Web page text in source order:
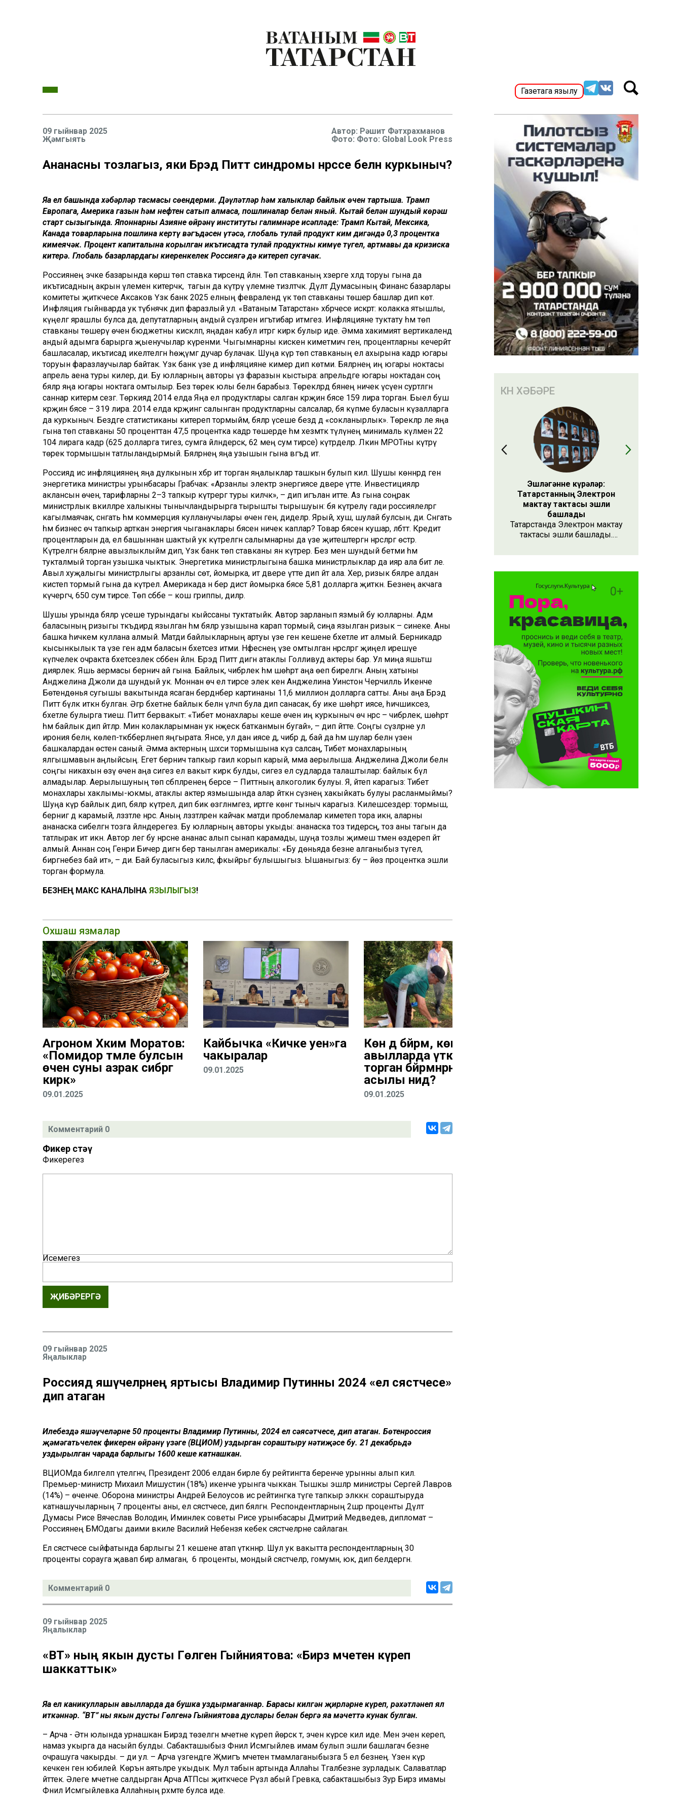
Газетага язылу
09 гыйнвар 2025
Җәмгыять
Рәшит Фәтхрахманов
Фото: Фото: Global Look Press
Ананасны тозлагыз, яки Брэд Питт синдромы нәрсәсе белән куркыныч?
Яңа ел башында хәбәрләр тасмасы сөендерми. Дәүләтләр һәм халыклар байлык өчен тартыша. Трамп
Европага, Америка газын һәм нефтен сатып алмаса, пошлиналар белән яный. Кытай белән шундый көрәш
старт сызыгында. Японнарның Азияне өйрәнү институты галимнәре исәпләде: Трамп Кытай, Мексика,
Канада товарларына пошлина кертү вәгъдәсен үтәсә, глобаль тулай продукт ким дигәндә 0,3 процентка
кимеячәк. Процент капиталына корылган икътисадта тулай продуктның кимүе түгел, артмавы да кризиска
китерә. Глобаль базарлардагы киеренкелек Россиягә дә китереп сугачак.
Россиянең эчке базарында көрәш төп ставка тирәсендә әйләнә. Төп ставканың хәзерге хәлдә торуы гына да
икътисадның акрын үлеменә китерәчәк, ә тагын да күтәрү үлемне тизләтәчәк. Дәүләт Думасының Финанс базарлары
комитеты җитәкчесе Аксаков Үзәк банк 2025 елның февралендә үк төп ставканы төшерә башлар дип көтә.
Инфляция гыйнварда ук түбәнәячәк дип фаразлый ул. «Ватаным Татарстан» хәбәрчесе искәртә: колакка ятышлы,
күңелгә ярашлы булса да, депутатларның андый сүзләренә игътибар итмәгез. Инфляцияне туктату һәм төп
ставканы төшерү өчен бюджетны кискәләп, яңадан кабул итәргә кирәк булыр иде. Әмма хакимият вертикалендә
андый адымга барырга җыенучылар күренми. Чыгымнарны кискен киметмичә генә, процентларны кечерәйтә
башласалар, икътисад икеләтелгән һөҗүмгә дучар булачак. Шуңа күрә төп ставканың ел ахырына кадәр югары
торуын фаразлаучылар байтак. Үзәк банк үзе дә инфляцияне кимер дип көтми. Бәяләрнең иң югары ноктасы
апрель аена туры килер, ди. Бу юлларның авторы үз фаразын кыстыра: апрельдәге югары ноктадан соң
бәяләр яңа югары ноктага омтылыр. Без төрек юлы белән барабыз. Төрекләрдә бәянең ничек үсүен сурәтләгән
саннар китерәм сезгә. Төркиядә 2014 елда Яңа ел продуктлары салган кәрҗин бәясе 159 лира торган. Быел буш
кәрҗин бәясе – 319 лира. 2014 елда кәрҗингә салынган продуктларны салсалар, бәя күпме буласын күзалларга
да куркыныч. Бездәге статистиканы китереп тормыйм, бәяләр үсеше бездә дә «сокланырлык». Төрекләр әле яңа
гына төп ставканы 50 проценттан 47,5 процентка кадәр төшерде һәм хезмәткә түләүнең минималь күләмен 22
104 лирага кадәр (625 долларга тигез, сумга әйләндерсәк, 62 мең сум тирәсе) күтәрделәр. Ләкин МРОТны күтәрү
төрек тормышын татлыландырмый. Бәяләрнең яңа узышын гына вәгъдә итә.
Россиядә исә инфляциянең яңа дулкынын хәбәр итә торган яңалыклар ташкын булып килә. Шушы көннәрдә генә
энергетика министры урынбасары Грабчак: «Арзанлы электр энергиясе дәвере үтте. Инвестицияләр
аклансын өчен, тарифларны 2–3 тапкыр күтәрергә туры киләчәк», – дип игълан итте. Аз гына соңрак
министрлык вәкилләре халыкны тынычландырырга тырышты тырышуын: бәя күтәрелү гади россиялеләргә
кагылмаячак, сәнәгать һәм коммерция кулланучылары өчен генә, диделәр. Ярый, хуш, шулай булсын, ди. Сәнәгать
һәм бизнес өч тапкыр арткан энергия чыганаклары бәясен ничек каплар? Товар бәясенә кушар, әлбәттә. Кредит
процентларын да, ел башыннан шактый ук күтәрелгән салымнарны да үзе җитештергән нәрсәләргә өстәр.
Күтәрелгән бәяләрне авызлыклыйм дип, Үзәк банк төп ставканы янә күтәрер. Без менә шундый бетми һәм
тукталмый торган узышка чыктык. Энергетика министрлыгына башка министрлыклар да иярә ала бит әле.
Авыл хуҗалыгы министрлыгы арзанлы сөт, йомырка, ит дәвере үтте дип әйтә ала. Хәер, ризык бәяләре алдан
кисәтеп тормый гына да күтәрелә. Америкада әнә бер дистә йомырка бәясе 5,81 долларга җиткән. Безнең акчага
күчергәч, 650 сум тирәсе. Төп сәбәбе – кош гриппы, диләр.
Шушы урында бәяләр үсеше турындагы кыйссаны туктатыйк. Автор зарланып язмый бу юлларны. Адәм
баласының ризыгы тәкъдирдә язылган һәм бәяләр узышына карап тормый, сиңа язылган ризык – синеке. Аны
башка һичкем куллана алмый. Матди байлыкларның артуы үзе генә кешене бәхетле итә алмый. Берникадәр
кысынкылык та үзе генә адәм баласын бәхетсез итми. Нәфеснең үзе омтылган нәрсәләргә җиңел ирешүе
күпчелек очракта бәхетсезлек сәбәбенә әйләнә. Брэд Питт дигән атаклы Голливуд актеры бар. Ул миңа яшьтәш
диярлек. Яшь аермасы берничә ай гына. Байлык, чибәрлек һәм шөһрәт аңа өеп бирелгән. Аның хатыны
Анджелина Джоли да шундый ук. Моннан өч ел тирәсе элек кенә Анджелина Уинстон Черчилль Икенче
Бөтендөнья сугышы вакытында ясаган бердәнбер картинаны 11,6 миллион долларга сатты. Аны аңа Брэд
Питт бүләк иткән булган. Әгәр бәхетне байлык белән үлчәп була дип санасак, бу ике шөһрәт иясе, һичшиксез,
бәхетле булырга тиеш. Питт бервакыт: «Тибет монахлары кеше өчен иң куркыныч өч нәрсә – чибәрлек, шөһрәт
һәм байлык дип әйтәләр. Мин колакларымнан ук нәҗескә батканмын бугай», – дип әйтте. Соңгы сүзләрне ул
ирония белән, көлеп-тәкәбберләнеп яңгырата. Янәсе, ул дан иясе дә, чибәр дә, бай да һәм шулар белән үзен
башкалардан өстен саный. Әмма актерның шәхси тормышына күз салсаң, Тибет монахларының
ялгышмавын аңлыйсың. Егет берничә тапкыр гаилә корып карый, әмма аерылыша. Анджелина Джоли белән
соңгы никахын өзү өчен аңа сигез ел вакыт кирәк булды, сигез ел судларда талаштылар: байлык бүлә
алмадылар. Аерылышуның төп сәбәпләренең берсе – Питтның алкоголик булуы. Я, әйтеп карагыз: Тибет
монахлары хаклымы-юкмы, атаклы актер язмышында алар әйткән сүзнең хакыйкать булуы расланмыймы?
Шуңа күрә байлык дип, бәяләр күтәрелә, дип бик өзгәләнмәгез, иртәге көнгә тыныч карагыз. Килешәсездер: тормыш,
бернигә дә карамый, ләззәтле нәрсә. Аның ләззәтләрен кайчак матди проблемалар киметеп тора икән, аларны
ананаска сибелгән тозга әйләндерегез. Бу юлларның авторы укыды: ананаска тоз тидерсәң, тоз аны тагын да
татлырак итә икән. Автор әлегә бу нәрсәне ананас алып сынап карамады, шуңа тозлы җимеш тәмен өздереп әйтә
алмый. Аннан соң Генри Бичер дигән бер танылган америкалы: «Бу дөньяда безне алганыбыз түгел,
биргәнебез бай итә», – ди. Бай буласыгыз килсә, фәкыйрьгә булышыгыз. Ышаныгыз: бу – йөз процентка эшли
торган формула.
БЕЗНЕҢ МАКС КАНАЛЫНА ЯЗЫЛЫГЫЗ!
Охшаш язмалар
Агроном Хәким Моратов:
«Помидор тәмле булсын
өчен суны азрак сибәргә
кирәк»
09.01.2025
Кайбычка «Кичке уен»га
чакыралар
09.01.2025
Көн дә бәйрәм, көн дә туй:
авылларда үткәрелә
торган бәйрәмнәрнең
асылы нидә?
09.01.2025
Комментарий 0
Фикер өстәү
Фикерегез
Исемегез
ҖИБӘРЕРГӘ
09 гыйнвар 2025
Яңалыклар
Россиядә яшәүчеләрнең яртысы Владимир Путинны 2024 «ел сәясәтчесе»
дип атаган
Илебездә яшәүчеләрнең 50 проценты Владимир Путинны, 2024 ел сәясәтчесе, дип атаган. Бөтенроссия
җәмәгатьчелек фикерен өйрәнү үзәге (ВЦИОМ) уздырган сораштыру нәтиҗәсе бу. 21 декабрьдә
уздырылган чарада барлыгы 1600 кеше катнашкан.
ВЦИОМда билгеләп үтелгәнчә, Президент 2006 елдан бирле бу рейтингта беренче урынны алып килә.
Премьер-министр Михаил Мишустин (18%) икенче урынга чыккан. Тышкы эшләр министры Сергей Лавров
(14%) – өченче. Оборона министры Андрей Белоусов исә рейтингка тәүге тапкыр эләккән: сораштыруда
катнашучыларның 7 проценты аны, ел сәясәтчесе, дип бәяләгән. Респондентларның 2шәр проценты Дәүләт
Думасы Рәисе Вячеслав Володин, Иминлек советы Рәисе урынбасары Дмитрий Медведев, дипломат –
Россиянең БМОдагы даими вәкиле Василий Небензя кебек сәясәтчеләрне сайлаган.
Ел сәясәтчесе сыйфатында барлыгы 21 кешене атап үткәннәр. Шул ук вакытта респондентларның 30
проценты сорауга җавап бирә алмаган, ә 6 проценты, мондый сәясәтчеләр, гомумән, юк, дип белдергән.
Комментарий 0
09 гыйнвар 2025
Яңалыклар
«ВТ» ның якын дусты Гөлгенә Гыйниятова: «Бирәзә мәчетен күреп
шаккаттык»
Яңа ел каникулларын авылларда да бушка уздырмаганнар. Барасы килгән җирләрне күреп, рәхәтләнеп ял
иткәннәр. “ВТ” ның якын дусты Гөлгенә Гыйниятова дуслары белән бергә яңа мәчеттә кунак булган.
– Арча - Әтнә юлында урнашкан Бирәзәдә төзелгән мәчетне күреп йөрсәк тә, эчен күрәсе килә иде. Менә эченә кереп,
намаз укырга да насыйп булды. Сабакташыбыз Фәнил Исмәгыйлев имам булып эшли башлагач безне
очрашуга чакырды. – ди ул. – Арча үзәгендәге Җәмигъ мәчетен тәмамлаганыбызга 5 ел безнең. Үзенә күрә
кечкенә генә юбилей. Көръән аятьләре укыдык. Мул табын артында Аллаһы Тәгаләбезне зурладык. Салаватлар
әйттек. Әлеге мәчетне салдырган Арча АТПсы җитәкчесе Рүзәл абый Гәрәевка, сабакташыбыз Зур Бирәзә имамы
Фәнил Исмәгыйлевка Аллаһның рәхмәте булса иде.
КӨН ХӘБӘРЕ
Эшләгәнне күрәләр:
Татарстанның Электрон
мактау тактасы эшли
башлады
Татарстанда Электрон мактау
тактасы эшли башлады.
күрсәтүнең заманча алымы
тупланган. Исемлекне ел
саен яңартып торачаклар.
Лаеклыларга исә махсус
таныклык та бирәчәкләр.